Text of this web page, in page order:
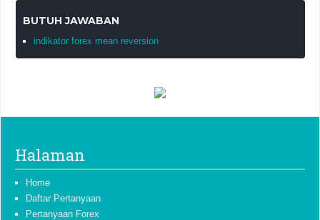
BUTUH JAWABAN
indikator forex mean reversion
Halaman
Home
Daftar Pertanyaan
Pertanyaan Forex